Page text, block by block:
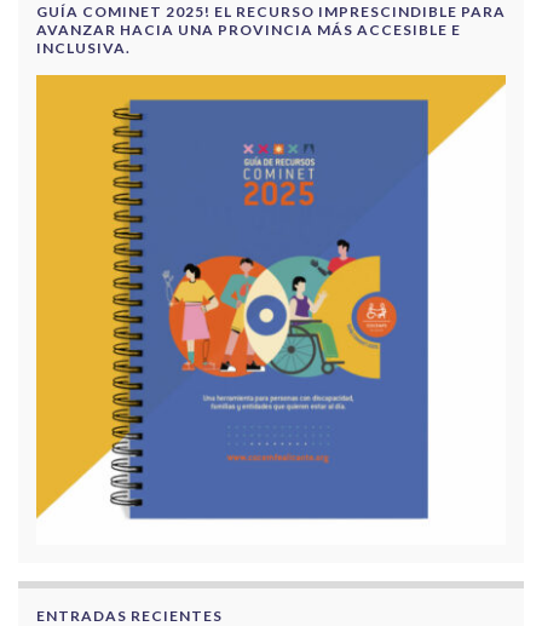
GUÍA COMINET 2025! EL RECURSO IMPRESCINDIBLE PARA
AVANZAR HACIA UNA PROVINCIA MÁS ACCESIBLE E
INCLUSIVA.
ENTRADAS RECIENTES